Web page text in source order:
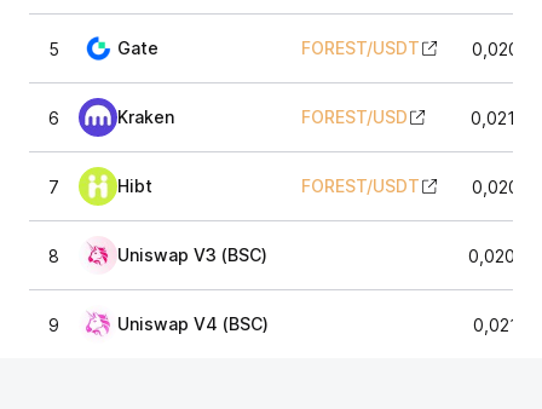
5 Gate FOREST/USDT
6 Kraken FOREST/USD
7 Hibt FOREST/USDT
8 Uniswap V3 (BSC)
9 Uniswap V4 (BSC)